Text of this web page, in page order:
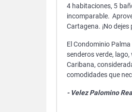
4 habitaciones, 5
incomparable.
Cartagena. ¡No
El Condominio
senderos verde,
Caribana,
comodidades que
- Velez Palomino